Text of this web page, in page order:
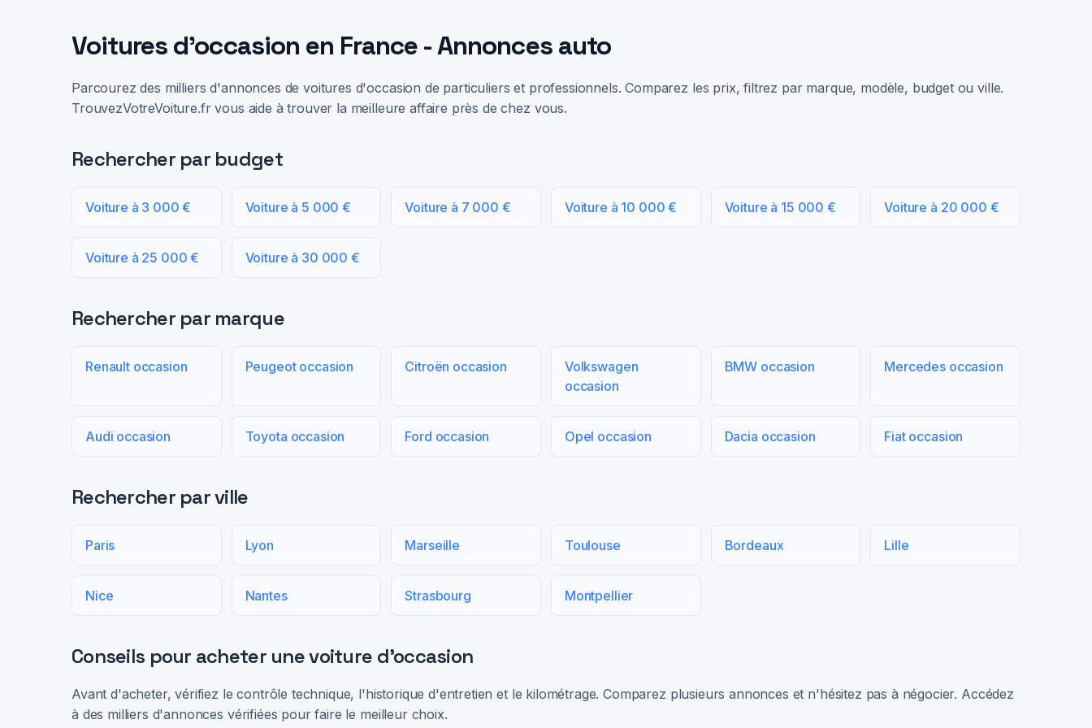
Voitures d'occasion en France - Annonces auto
Parcourez des milliers d'annonces de voitures d'occasion de particuliers et professionnels. Comparez les prix, filtrez par marque, modèle, budget ou ville.
TrouvezVotreVoiture.fr vous aide à trouver la meilleure affaire près de chez vous.
Rechercher par budget
Voiture à 3 000 € Voiture à 5 000 € Voiture à 7 000 € Voiture à 10 000 € Voiture à 15 000 € Voiture à 20 000 €
Voiture à 25 000 € Voiture à 30 000 €
Rechercher par marque
Renault occasion Peugeot occasion Citroën occasion
Volkswagen
occasion
BMW occasion Mercedes occasion
Audi occasion Toyota occasion Ford occasion Opel occasion Dacia occasion Fiat occasion
Rechercher par ville
Paris Lyon Marseille Toulouse Bordeaux Lille
Nice Nantes Strasbourg Montpellier
Conseils pour acheter une voiture d'occasion
Avant d'acheter, vérifiez le contrôle technique, l'historique d'entretien et le kilométrage. Comparez plusieurs annonces et n'hésitez pas à négocier. Accédez
à des milliers d'annonces vérifiées pour faire le meilleur choix.